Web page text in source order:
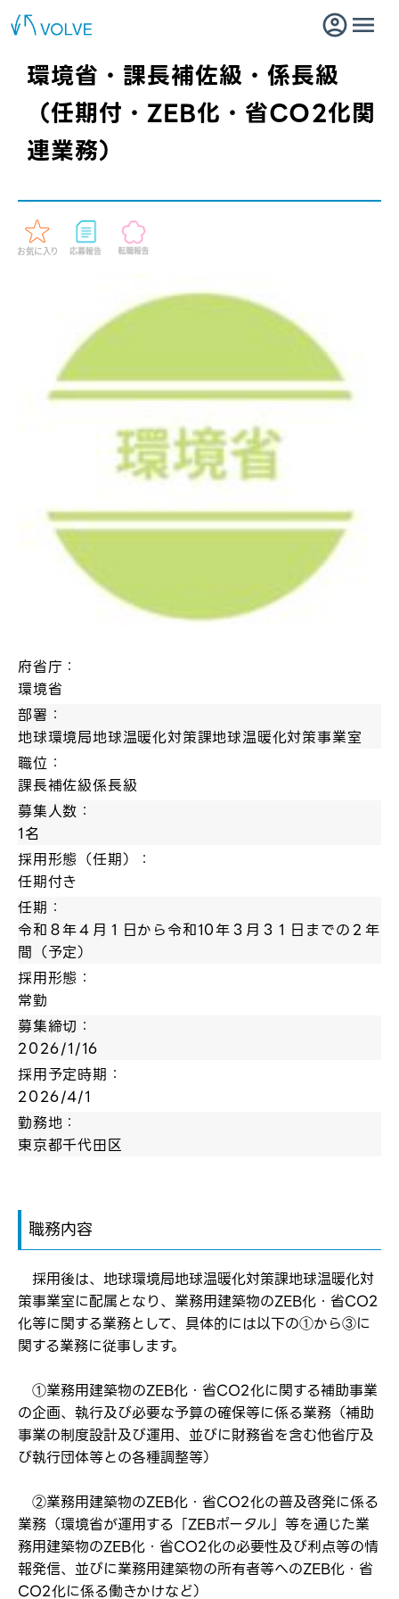
環境省・課長補佐級・係長級
（任期付・ZEB化・省CO2化関
連業務）
府省庁：
環境省
部署：
地球環境局地球温暖化対策課地球温暖化対策事業室
職位：
課長補佐級係長級
募集人数：
1名
採用形態（任期）：
任期付き
任期：
令和８年４月１日から令和10年３月３１日までの２年
間（予定）
採用形態：
常勤
募集締切：
2026/1/16
採用予定時期：
2026/4/1
勤務地：
東京都千代田区
職務内容
採用後は、地球環境局地球温暖化対策課地球温暖化対
策事業室に配属となり、業務用建築物のZEB化・省CO2
化等に関する業務として、具体的には以下の①から③に
関する業務に従事します。
①業務用建築物のZEB化・省CO2化に関する補助事業
の企画、執行及び必要な予算の確保等に係る業務（補助
事業の制度設計及び運用、並びに財務省を含む他省庁及
び執行団体等との各種調整等）
②業務用建築物のZEB化・省CO2化の普及啓発に係る
業務（環境省が運用する「ZEBポータル」等を通じた業
務用建築物のZEB化・省CO2化の必要性及び利点等の情
報発信、並びに業務用建築物の所有者等へのZEB化・省
CO2化に係る働きかけなど）